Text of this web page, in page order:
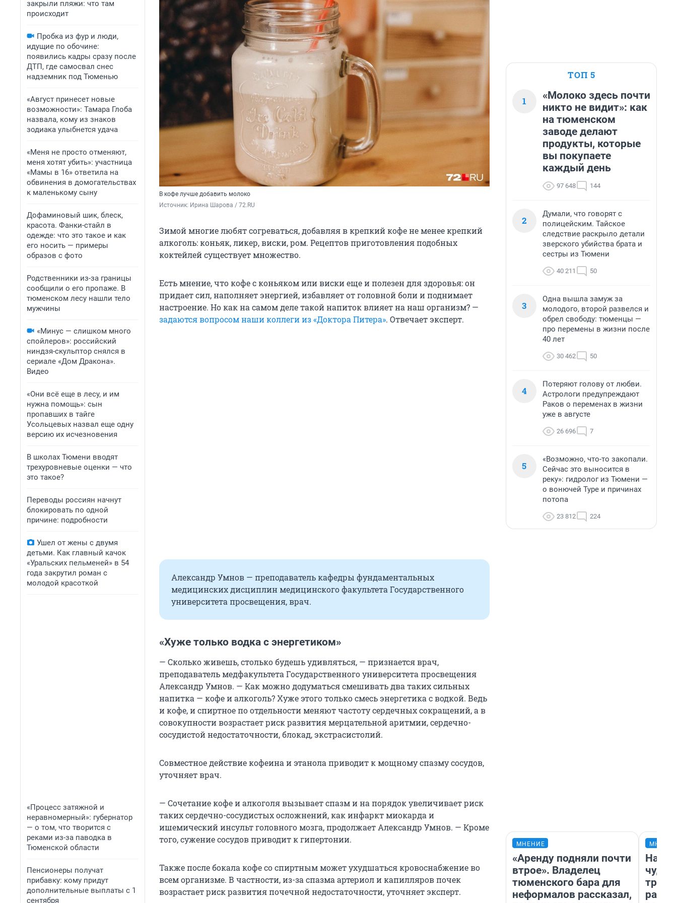
закрыли пляжи: что там
происходит
Пробка из фур и люди,
идущие по обочине:
появились кадры сразу после
ДТП, где самосвал снес
надземник под Тюменью
«Август принесет новые
возможности»: Тамара Глоба
назвала, кому из знаков
зодиака улыбнется удача
«Меня не просто отменяют,
меня хотят убить»: участница
«Мамы в 16» ответила на
обвинения в домогательствах
к маленькому сыну
Дофаминовый шик, блеск,
красота. Фанки-стайл в
одежде: что это такое и как
его носить — примеры
образов с фото
Родственники из-за границы
сообщили о его пропаже. В
тюменском лесу нашли тело
мужчины
«Минус — слишком много
спойлеров»: российский
ниндзя-скульптор снялся в
сериале «Дом Дракона».
Видео
«Они всё еще в лесу, и им
нужна помощь»: сын
пропавших в тайге
Усольцевых назвал еще одну
версию их исчезновения
В школах Тюмени вводят
трехуровневые оценки — что
это такое?
Переводы россиян начнут
блокировать по одной
причине: подробности
Ушел от жены с двумя
детьми. Как главный качок
«Уральских пельменей» в 54
года закрутил роман с
молодой красоткой
«Процесс затяжной и
неравномерный»: губернатор
— о том, что творится с
реками из-за паводка в
Тюменской области
Пенсионеры получат
прибавку: кому придут
дополнительные выплаты с 1
сентября
В кофе лучше добавить молоко
Источник: Ирина Шарова / 72.RU
Зимой многие любят согреваться, добавляя в крепкий кофе не менее крепкий
алкоголь: коньяк, ликер, виски, ром. Рецептов приготовления подобных
коктейлей существует множество.
Есть мнение, что кофе с коньяком или виски еще и полезен для здоровья: он
придает сил, наполняет энергией, избавляет от головной боли и поднимает
настроение. Но как на самом деле такой напиток влияет на наш организм? —
задаются вопросом наши коллеги из «Доктора Питера». Отвечает эксперт.
Александр Умнов — преподаватель кафедры фундаментальных
медицинских дисциплин медицинского факультета Государственного
университета просвещения, врач.
«Хуже только водка с энергетиком»
— Сколько живешь, столько будешь удивляться, — признается врач,
преподаватель медфакультета Государственного университета просвещения
Александр Умнов. — Как можно додуматься смешивать два таких сильных
напитка — кофе и алкоголь? Хуже этого только смесь энергетика с водкой. Ведь
и кофе, и спиртное по отдельности меняют частоту сердечных сокращений, а в
совокупности возрастает риск развития мерцательной аритмии, сердечно-
сосудистой недостаточности, блокад, экстрасистолий.
Совместное действие кофеина и этанола приводит к мощному спазму сосудов,
уточняет врач.
— Сочетание кофе и алкоголя вызывает спазм и на порядок увеличивает риск
таких сердечно-сосудистых осложнений, как инфаркт миокарда и
ишемический инсульт головного мозга, продолжает Александр Умнов. — Кроме
того, сужение сосудов приводит к гипертонии.
Также после бокала кофе со спиртным может ухудшаться кровоснабжение во
всем организме. В частности, из-за спазма артериол и капилляров почек
возрастает риск развития почечной недостаточности, уточняет эксперт.
ТОП 5
1
«Молоко здесь почти
никто не видит»: как
на тюменском
заводе делают
продукты, которые
вы покупаете
каждый день
97 648 144
2
Думали, что говорят с
полицейским. Тайское
следствие раскрыло детали
зверского убийства брата и
сестры из Тюмени
40 211 50
3
Одна вышла замуж за
молодого, второй развелся и
обрел свободу: тюменцы —
про перемены в жизни после
40 лет
30 462 50
4
Потеряют голову от любви.
Астрологи предупреждают
Раков о переменах в жизни
уже в августе
26 696 7
5
«Возможно, что-то закопали.
Сейчас это выносится в
реку»: гидролог из Тюмени —
о вонючей Туре и причинах
потопа
23 812 224
МНЕНИЕ
«Аренду подняли почти
втрое». Владелец
тюменского бара для
неформалов рассказал,